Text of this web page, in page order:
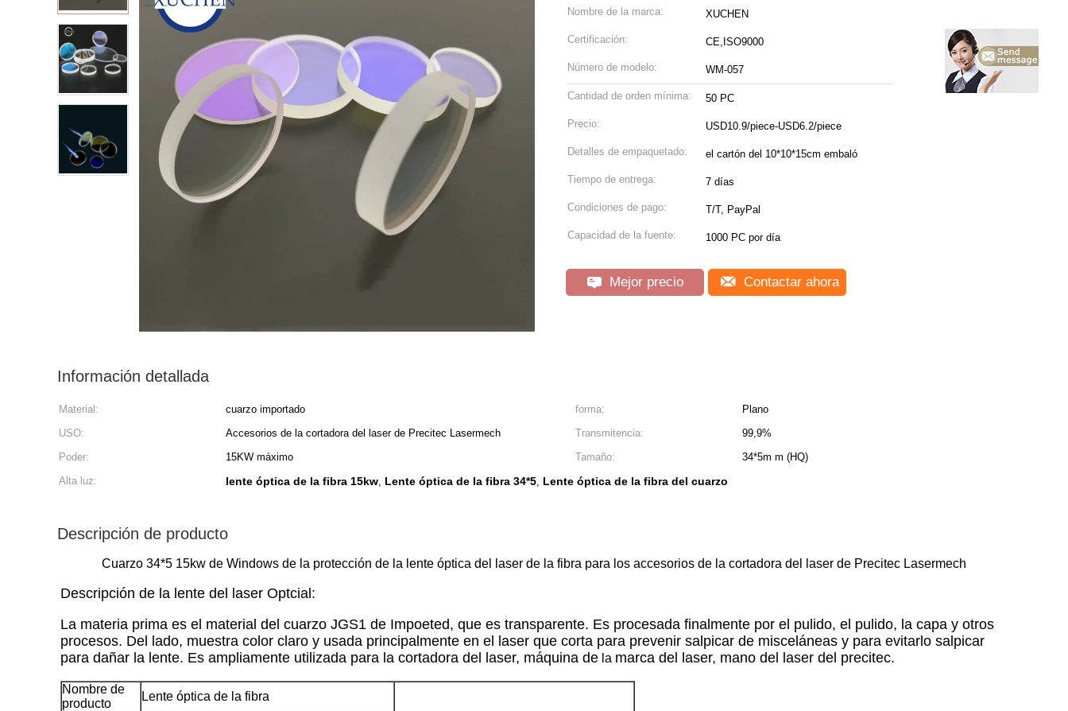
Nombre de la marca: XUCHEN
Certificación: CE,ISO9000
Número de modelo: WM-057
Cantidad de orden mínima: 50 PC
Precio: USD10.9/piece-USD6.2/piece
Detalles de empaquetado: el cartón del 10*10*15cm embaló
Tiempo de entrega: 7 días
Condiciones de pago: T/T, PayPal
Capacidad de la fuente: 1000 PC por día
Mejor precio Contactar ahora
Información detallada
Material: cuarzo importado forma:
Plano
USO:
Accesorios de la cortadora del laser de Precitec Lasermech Transmitencia:
99,9%
Poder:
15KW máximo Tamaño:
34*5m m (HQ)
Alta luz:
lente óptica de la fibra 15kw, Lente óptica de la fibra 34*5, Lente óptica de la fibra del cuarzo
Descripción de producto
Cuarzo 34*5 15kw de Windows de la protección de la lente óptica del laser de la fibra para los accesorios de la cortadora del laser de Precitec Lasermech
Descripción de la lente del laser Optcial:
La materia prima es el material del cuarzo JGS1 de Impoeted, que es transparente. Es procesada finalmente por el pulido, el pulido, la capa y otros
procesos. Del lado, muestra color claro y usada principalmente en el laser que corta para prevenir salpicar de misceláneas y para evitarlo salpicar
para dañar la lente. Es ampliamente utilizada para la cortadora del laser, máquina de la marca del laser, mano del laser del precitec.
Nombre de
producto
Lente óptica de la fibra